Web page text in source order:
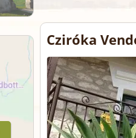
Cziróka